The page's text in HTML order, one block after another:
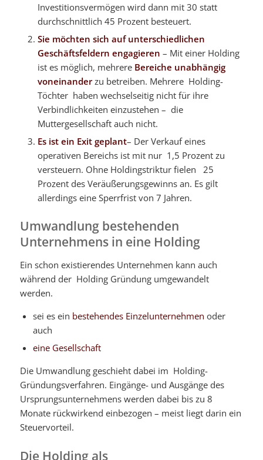
Investitionsvermögen wird dann mit 30 statt
durchschnittlich 45 Prozent besteuert.
Sie möchten sich auf unterschiedlichen
Geschäftsfeldern engagieren – Mit einer Holding
ist es möglich, mehrere Bereiche unabhängig
voneinanderzu betreiben. Mehrere Holding-
Töchter haben wechselseitig nicht für ihre
Verbindlichkeiten einzustehen – die
Muttergesellschaft auch nicht.
Es ist ein Exit geplant– Der Verkauf eines
operativen Bereichs ist mit nur 1,5 Prozent zu
versteuern. Ohne Holdingstriktur fielen 25
Prozent des Veräußerungsgewinns an. Es gilt
allerdings eine Sperrfrist von 7 Jahren.
Umwandlung bestehenden
Unternehmens in eine Holding
Ein schon existierendes Unternehmen kann auch
während der Holding Gründung umgewandelt
werden.
sei es ein bestehendes Einzelunternehmen oder
auch
eine Gesellschaft
Die Umwandlung geschieht dabei im Holding-
Gründungsverfahren. Eingänge- und Ausgänge des
Ursprungsunternehmens werden dabei bis zu 8
Monate rückwirkend einbezogen – meist liegt darin ein
Steuervorteil.
Die Holding als